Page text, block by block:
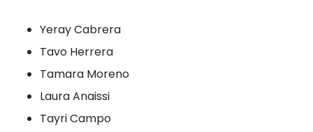
Yeray Cabrera
Tavo Herrera
Tamara Moreno
Laura Anaissi
Tayri Campo